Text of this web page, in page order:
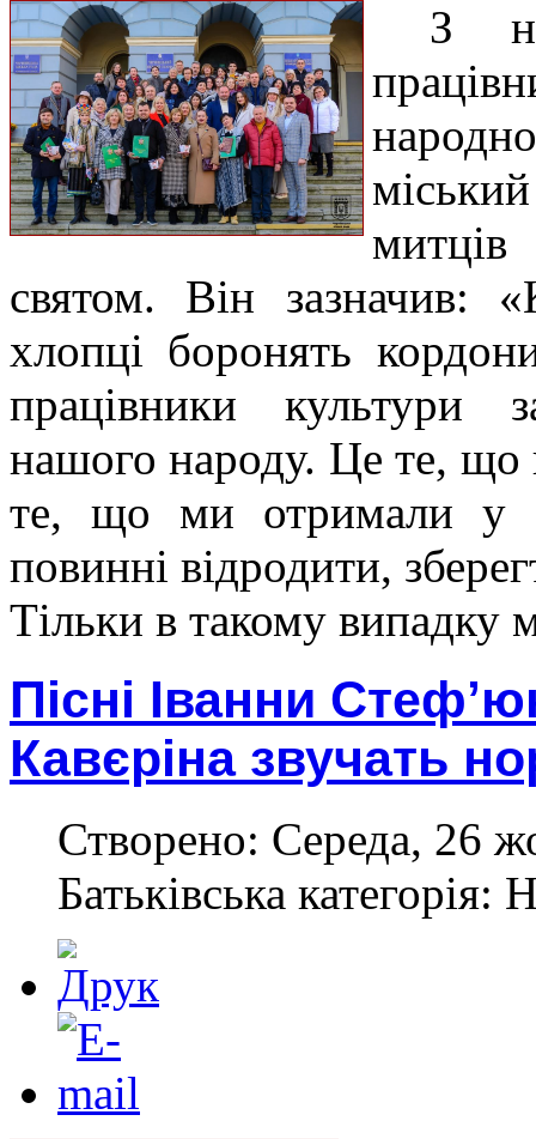
З
святом. Він зазначив:
хлопці боронять
працівники культури
нашого народу. Це те, що
те, що ми отримали у
повинні відродити,
Тільки в такому
Пісні Іванни
Кавєріна звучать
Створено: Середа, 26
Батьківська категорія: